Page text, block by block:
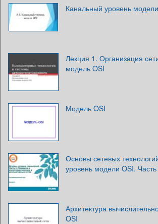
Канальный уровень
Лекция 1. Организация
модель OSI
Модель OSI
Основы сетевых
уровень модели OSI.
Архитектура
OSI